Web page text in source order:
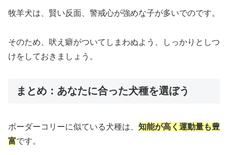
牧羊犬は、賢い反面、警戒心が強めな子が多いでのです。
そのため、吠え癖がついてしまわぬよう、しっかりとしつ
けをしておきましょう。
まとめ：あなたに合った犬種を選ぼう
ボーダーコリーに似ている犬種は、 知能が高く運動量も豊
富です。